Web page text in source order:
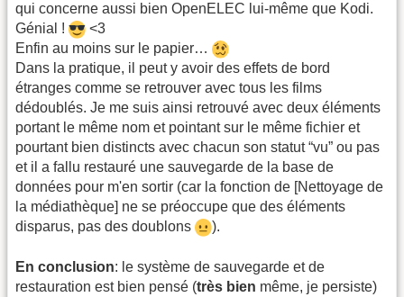
qui concerne aussi bien OpenELEC lui-même que Kodi.
Génial !
<3
Enfin au moins sur le papier…
Dans la pratique, il peut y avoir des effets de bord
étranges comme se retrouver avec tous les films
dédoublés. Je me suis ainsi retrouvé avec deux éléments
portant le même nom et pointant sur le même fichier et
pourtant bien distincts avec chacun son statut “vu” ou pas
et il a fallu restauré une sauvegarde de la base de
données pour m'en sortir (car la fonction de [Nettoyage de
la médiathèque] ne se préoccupe que des éléments
disparus, pas des doublons
).
En conclusion: le système de sauvegarde et de
restauration est bien pensé (très bien même, je persiste)